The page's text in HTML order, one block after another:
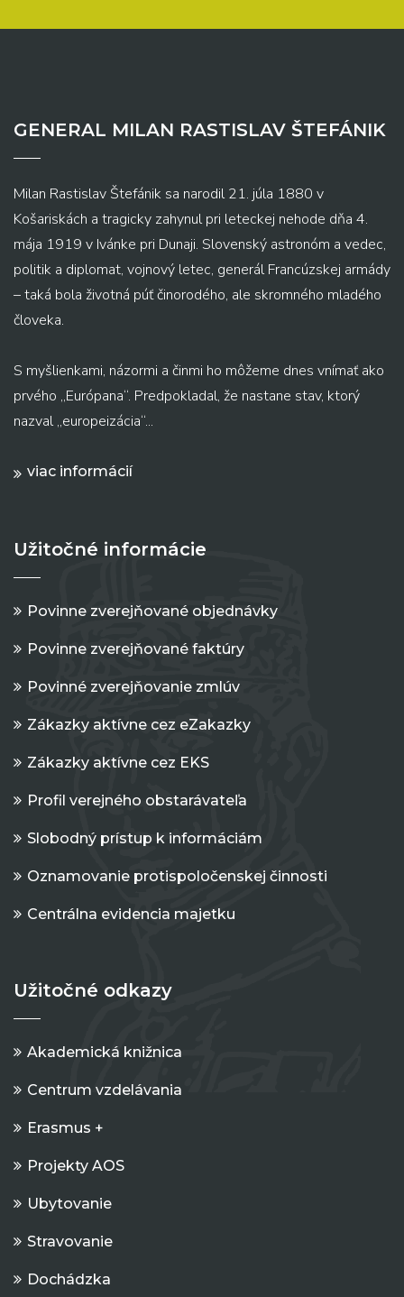
GENERAL MILAN RASTISLAV ŠTEFÁNIK
Milan Rastislav Štefánik sa narodil 21. júla 1880 v
Košariskách a tragicky zahynul pri leteckej nehode dňa 4.
mája 1919 v Ivánke pri Dunaji. Slovenský astronóm a vedec,
politik a diplomat, vojnový letec, generál Francúzskej armády
– taká bola životná púť činorodého, ale skromného mladého
človeka.
S myšlienkami, názormi a činmi ho môžeme dnes vnímať ako
prvého „Európana“. Predpokladal, že nastane stav, ktorý
nazval „europeizácia“...
viac informácií
Užitočné informácie
Povinne zverejňované objednávky
Povinne zverejňované faktúry
Povinné zverejňovanie zmlúv
Zákazky aktívne cez eZakazky
Zákazky aktívne cez EKS
Profil verejného obstarávateľa
Slobodný prístup k informáciám
Oznamovanie protispoločenskej činnosti
Centrálna evidencia majetku
Užitočné odkazy
Akademická knižnica
Centrum vzdelávania
Erasmus +
Projekty AOS
Ubytovanie
Stravovanie
Dochádzka